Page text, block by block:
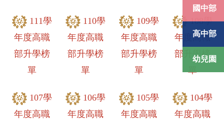
國中部
高中部
幼兒園
111學
年度高職
部升學榜
單
110學
年度高職
部升學榜
單
109學
年度高職
部升學榜
單
108學
年度高職
部升學榜
單
107學
年度高職
106學
年度高職
105學
年度高職
104學
年度高職